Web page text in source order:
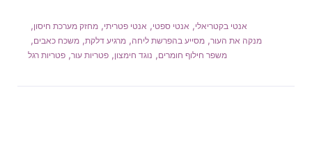
אנטי בקטריאלי, אנטי ספטי, אנטי פטריתי, מחזק מערכת חיסון,
מנקה את העור, מסייע בהפרשת ליחה, מרגיע דלקת, משכח כאבים,
משפר חילוף חומרים, נוגד חימצון, פטריות עור, פטריות רגל